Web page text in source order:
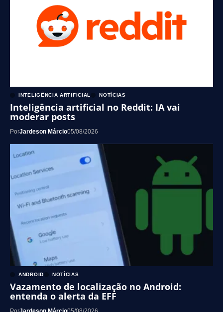
INTELIGÊNCIA ARTIFICIAL NOTÍCIAS
Inteligência artificial no Reddit: IA vai
moderar posts
PorJardeson Márcio05/08/2026
ANDROID NOTÍCIAS
Vazamento de localização no Android:
entenda o alerta da EFF